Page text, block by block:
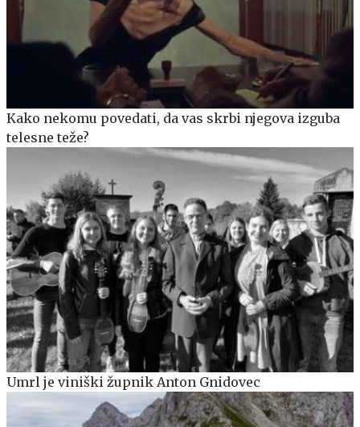
Kako nekomu povedati, da vas skrbi njegova izguba
telesne teže?
Umrl je viniški župnik Anton Gnidovec